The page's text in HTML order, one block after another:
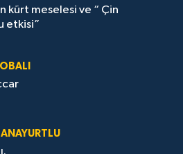
kürt meselesi ve “ Çin
etkisi”